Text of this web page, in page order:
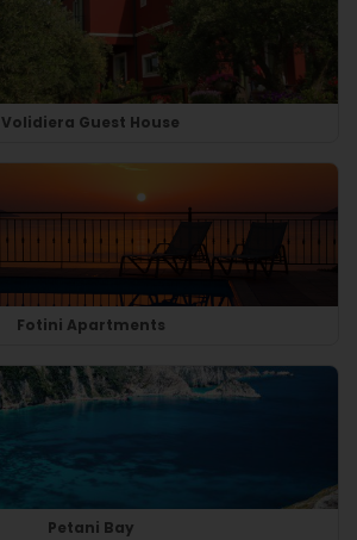
Volidiera Guest House
Fotini Apartments
Petani Bay